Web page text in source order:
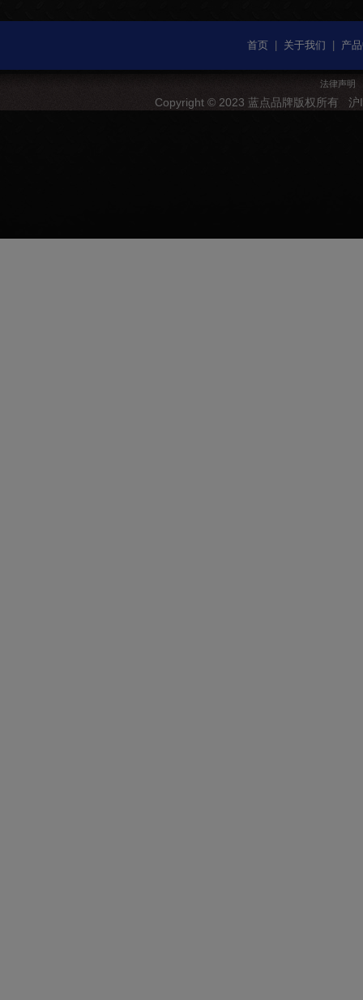
首页| 关于我们 产
法律声明
Copyright © 2023 蓝点品牌版权所有 沪